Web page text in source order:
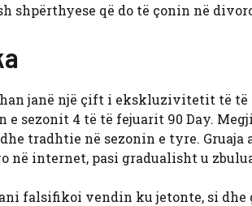
shpërthyese që do të çonin në
janë një çift i ekskluzivitetit të të
sezonit 4 të të fejuarit 90 Day.
tradhtie në sezonin e tyre.
në internet, pasi gradualisht u
falsifikoi vendin ku jetonte, si dhe